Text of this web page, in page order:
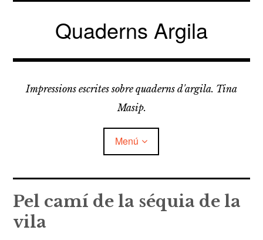
Vés
Quaderns Argila
Impressions escrites sobre quaderns d'argila. Tina
Masip.
Menú
FELDESPATS el
menú
fill
LLICORELLES
Pel camí de la séquia de la
vila